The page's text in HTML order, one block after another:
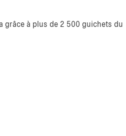
grâce à plus de 2 500 guichets du